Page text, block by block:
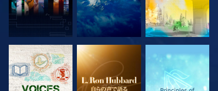
シリーズを探求 シリーズを探求 シリーズを探求